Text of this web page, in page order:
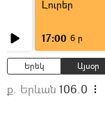
Լուրեր
17:00 6 ր
Երեկ Այսօր
ք. Երևան 106.0